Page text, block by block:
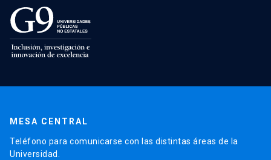
MESA CENTRAL
Teléfono para comunicarse con las distintas áreas de la
Universidad.